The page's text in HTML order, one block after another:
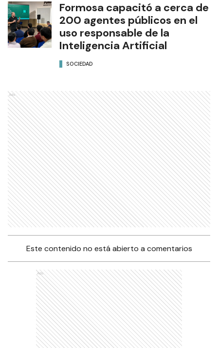
Formosa capacitó a cerca de
200 agentes públicos en el
uso responsable de la
Inteligencia Artificial
SOCIEDAD
Ads
Este contenido no está abierto a comentarios
Ads